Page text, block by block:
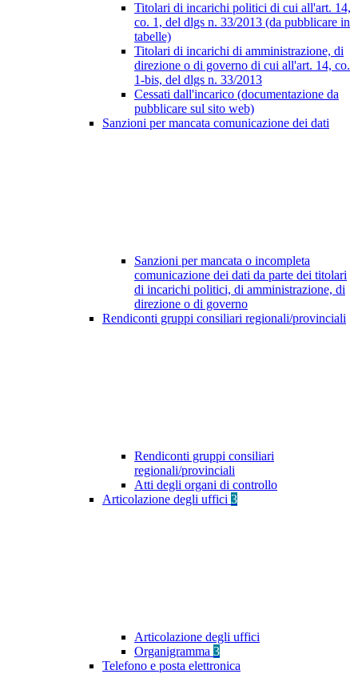
Titolari di incarichi politici di cui all'art. 14,
co. 1, del dlgs n. 33/2013 (da pubblicare in
tabelle)
Titolari di incarichi di amministrazione, di
direzione o di governo di cui all'art. 14, co.
1-bis, del dlgs n. 33/2013
Cessati dall'incarico (documentazione da
pubblicare sul sito web)
Sanzioni per mancata comunicazione dei dati
Sanzioni per mancata o incompleta
comunicazione dei dati da parte dei titolari
di incarichi politici, di amministrazione, di
direzione o di governo
Rendiconti gruppi consiliari regionali/provinciali
Rendiconti gruppi consiliari
regionali/provinciali
Atti degli organi di controllo
Articolazione degli uffici 3
Articolazione degli uffici
Organigramma 3
Telefono e posta elettronica